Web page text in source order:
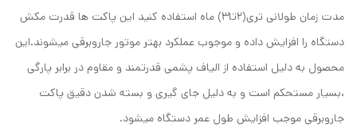
مدت زمان طولانی تری(2تا3) ماه استفاده کنید این پاکت ها قدرت مکش
دستگاه را افزایش داده و موجوب عملکرد بهتر موتور جاروبرقی میشوند.این
محصول به دلیل استفاده از الیاف پشمی قدرتمند و مقاوم در برابر پارگی
،بسیار مستحکم است و به دلیل جای گیری و بسته شدن دقیق پاکت
جاروبرقی موجب افزایش طول عمر دستگاه میشود.